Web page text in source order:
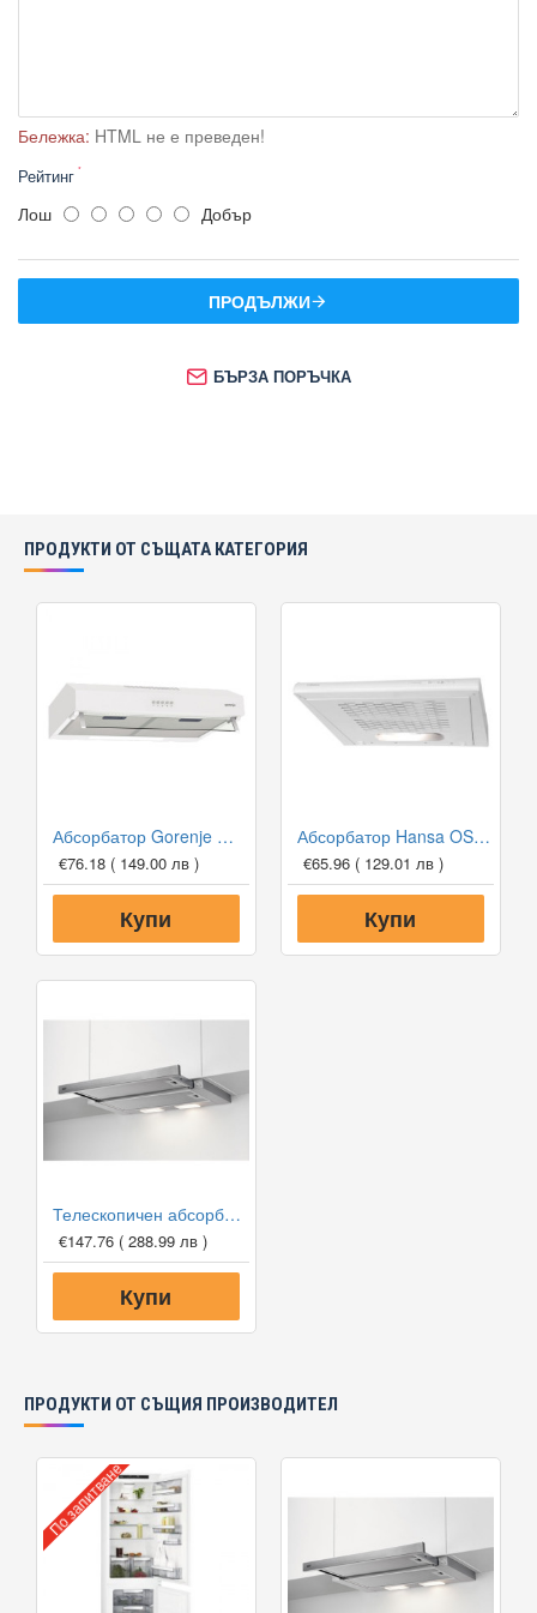
Бележка: HTML не е преведен!
Рейтинг
Лош Добър
ПРОДЪЛЖИ
БЪРЗА ПОРЪЧКА
ПРОДУКТИ ОТ СЪЩАТА КАТЕГОРИЯ
Абсорбатор Gorenje WHU629EW/M
€76.18 ( 149.00 лв )
Купи
Абсорбатор Hansa OSC 6111WH
€65.96 ( 129.01 лв )
Купи
Телескопичен абсорбатор за вграждане AEG DPB3632S, 410 м3/ч
€147.76 ( 288.99 лв )
Купи
ПРОДУКТИ ОТ СЪЩИЯ ПРОИЗВОДИТЕЛ
По запитване